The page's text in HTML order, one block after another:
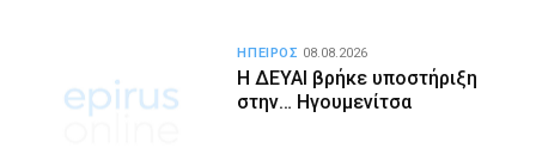
Η ΔΕΥΑΙ βρήκε υποστήριξη
στην… Ηγουμενίτσα
ΗΠΕΙΡΟΣ 08.08.2026